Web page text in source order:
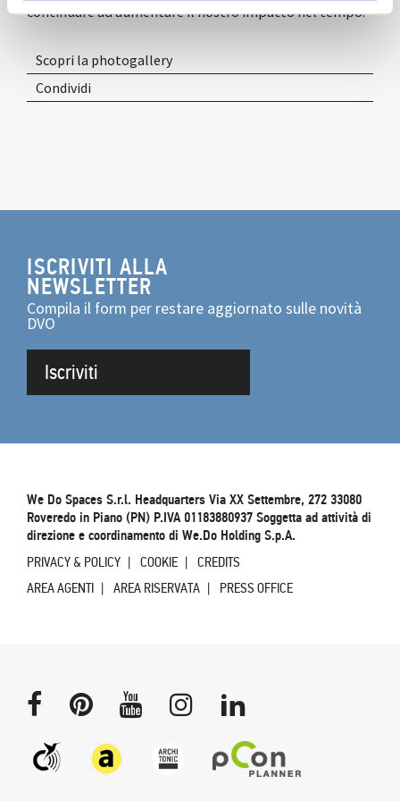
continuare ad aumentare il nostro impatto nel tempo.
Scopri la photogallery
Condividi
ISCRIVITI ALLA
NEWSLETTER
Compila il form per restare aggiornato sulle novità
DVO
Iscriviti
We Do Spaces S.r.l. Headquarters Via XX Settembre, 272 33080
Roveredo in Piano (PN) P.IVA 01183880937 Soggetta ad attività di
direzione e coordinamento di We.Do Holding S.p.A.
PRIVACY & POLICY COOKIE
CREDITS
AREA AGENTI
AREA RISERVATA PRESS OFFICE